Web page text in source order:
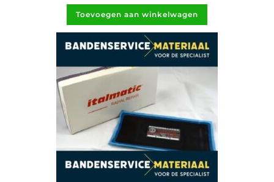
Toevoegen aan winkelwagen